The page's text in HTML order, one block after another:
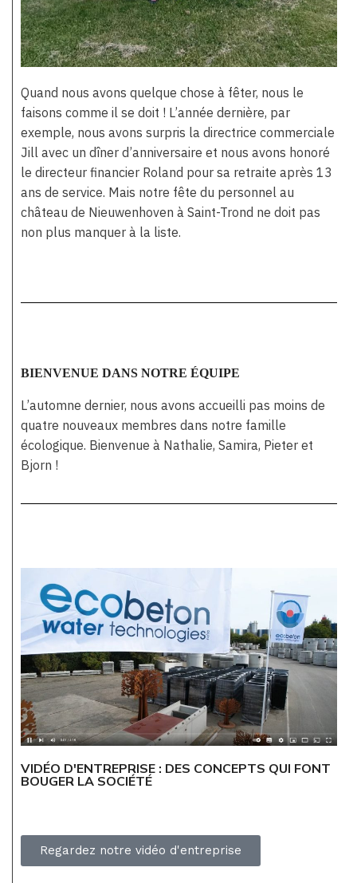
Quand nous avons quelque chose à fêter, nous le
faisons comme il se doit ! L’année dernière, par
exemple, nous avons surpris la directrice commerciale
Jill avec un dîner d’anniversaire et nous avons honoré
le directeur financier Roland pour sa retraite après 13
ans de service. Mais notre fête du personnel au
château de Nieuwenhoven à Saint-Trond ne doit pas
non plus manquer à la liste.
BIENVENUE DANS NOTRE ÉQUIPE
L’automne dernier, nous avons accueilli pas moins de
quatre nouveaux membres dans notre famille
écologique. Bienvenue à Nathalie, Samira, Pieter et
Bjorn !
VIDÉO D'ENTREPRISE : DES CONCEPTS QUI FONT
BOUGER LA SOCIÉTÉ
Regardez notre vidéo d'entreprise